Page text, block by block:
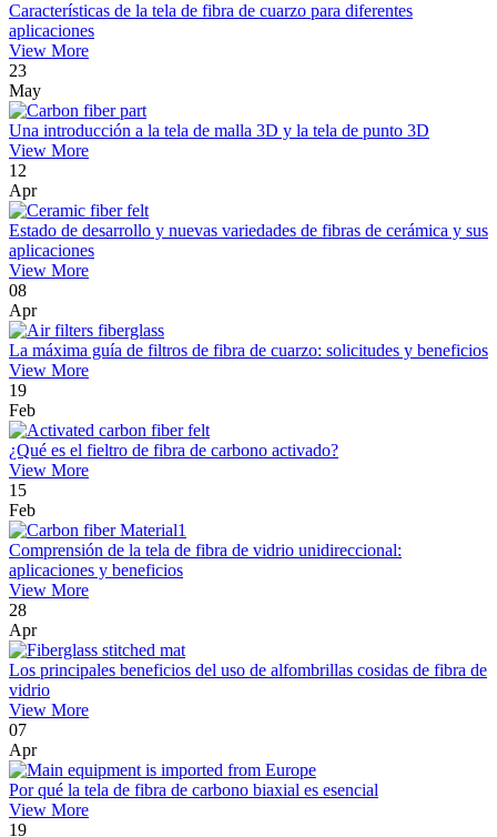
Características de la tela de fibra de cuarzo para diferentes
aplicaciones
View More
23
May
Una introducción a la tela de malla 3D y la tela de punto 3D
View More
12
Apr
Estado de desarrollo y nuevas variedades de fibras de cerámica y sus
aplicaciones
View More
08
Apr
La máxima guía de filtros de fibra de cuarzo: solicitudes y beneficios
View More
19
Feb
¿Qué es el fieltro de fibra de carbono activado?
View More
15
Feb
Comprensión de la tela de fibra de vidrio unidireccional:
aplicaciones y beneficios
View More
28
Apr
Los principales beneficios del uso de alfombrillas cosidas de fibra de
vidrio
View More
07
Apr
Por qué la tela de fibra de carbono biaxial es esencial
View More
19